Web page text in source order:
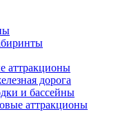
аттракционы
дорога
и бассейны
аттракционы